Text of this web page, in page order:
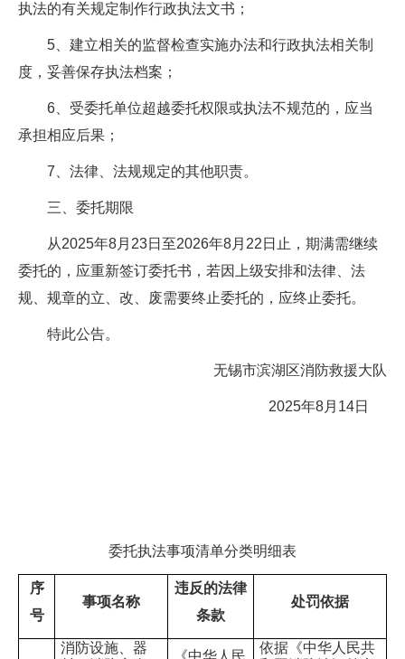
执法的有关规定制作行政执法文书；
5、建立相关的监督检查实施办法和行政执法相关制
度，妥善保存执法档案；
6、受委托单位超越委托权限或执法不规范的，应当
承担相应后果；
7、法律、法规规定的其他职责。
三、委托期限
从2025年8月23日至2026年8月22日止，期满需继续
委托的，应重新签订委托书，若因上级安排和法律、法
规、规章的立、改、废需要终止委托的，应终止委托。
特此公告。
无锡市滨湖区消防救援大队
2025年8月14日
委托执法事项清单分类明细表
序
号
事项名称
违反的法律
条款
处罚依据
消防设施、器
《中华人民
依据《中华人民共